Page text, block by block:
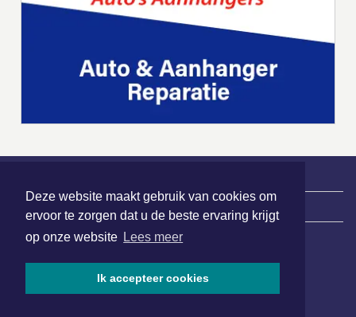
Deze website maakt gebruik van cookies om
ervoor te zorgen dat u de beste ervaring krijgt
op onze website Lees meer
Ik accepteer cookies
Nieuws | Sport | Evenementen
Hoofdvestiging:
van Benthuizenlaan 1